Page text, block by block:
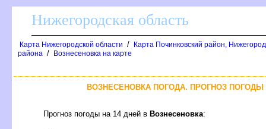
Нижегородская область
Карта Нижегородской области /
Карта Починковский район,
района / ознесеновка на карте
ОЗНЕСЕНОВКА ПОГОДА. ПРОГНОЗ ПОГОДЫ
Прогноз погоды на 14 дней ознесеновка: